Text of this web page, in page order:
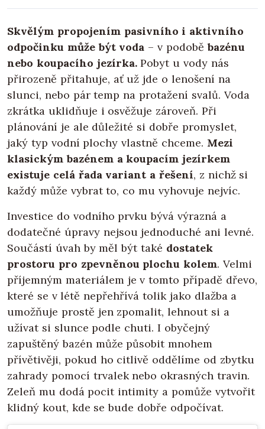
Skvělým propojením pasivního i aktivního
odpočinku může být voda – v podoběbazénu
nebo koupacího jezírka.Pobyt u vody nás
přirozeně přitahuje, ať už jde o lenošení na
slunci, nebo pár temp na protažení svalů. Voda
zkrátka uklidňuje i osvěžuje zároveň. Při
plánování je ale důležité si dobře promyslet,
jaký typ vodní plochy vlastně chceme. Mezi
klasickým bazénem a koupacím jezírkem
existuje celá řada variant a řešení, z nichž si
každý může vybrat to, co mu vyhovuje nejvíc.
Investice do vodního prvku bývá výrazná a
dodatečné úpravy nejsou jednoduché ani levné.
Součástí úvah by měl být také dostatek
prostoru pro zpevněnou plochu kolem. Velmi
příjemným materiálem je v tomto případě dřevo,
které se v létě nepřehřívá tolik jako dlažba a
umožňuje prostě jen zpomalit, lehnout si a
užívat si slunce podle chuti. I obyčejný
zapuštěný bazén může působit mnohem
přívětivěji, pokud ho citlivě oddělíme od zbytku
zahrady pomocí trvalek nebo okrasných travin.
Zeleň mu dodá pocit intimity a pomůže vytvořit
klidný kout, kde se bude dobře odpočívat.